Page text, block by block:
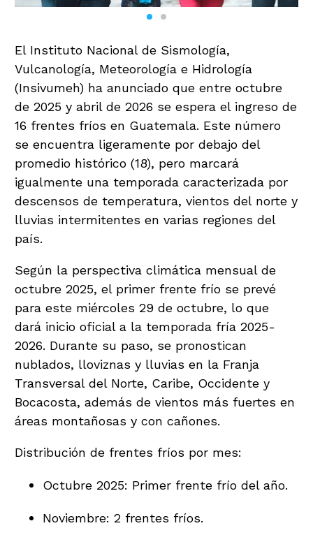
El Instituto Nacional de Sismología,
Vulcanología, Meteorología e Hidrología
(Insivumeh) ha anunciado que entre octubre
de 2025 y abril de 2026 se espera el ingreso de
16 frentes fríos en Guatemala. Este número
se encuentra ligeramente por debajo del
promedio histórico (18), pero marcará
igualmente una temporada caracterizada por
descensos de temperatura, vientos del norte y
lluvias intermitentes en varias regiones del
país.
Según la perspectiva climática mensual de
octubre 2025, el primer frente frío se prevé
para este miércoles 29 de octubre, lo que
dará inicio oficial a la temporada fría 2025-
2026. Durante su paso, se pronostican
nublados, lloviznas y lluvias en la Franja
Transversal del Norte, Caribe, Occidente y
Bocacosta, además de vientos más fuertes en
áreas montañosas y con cañones.
Distribución de frentes fríos por mes:
Octubre 2025: Primer frente frío del año.
Noviembre: 2 frentes fríos.